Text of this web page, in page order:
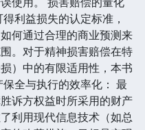
利益损失的认定标准，
何通过合理的商业预测来
。对于精神损害赔偿在特
）中的有限适用性，本书
全与执行的效率化： 最
诉方权益时所采用的财产
利用现代信息技术（如总